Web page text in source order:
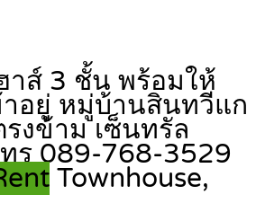
าส์ 3 ชั้น พร้อมให้
าอยู่ หมู่บ้านสินทวีแก
งข้าม เซ็นทรัล
ร 089-768-3529
Townhouse,